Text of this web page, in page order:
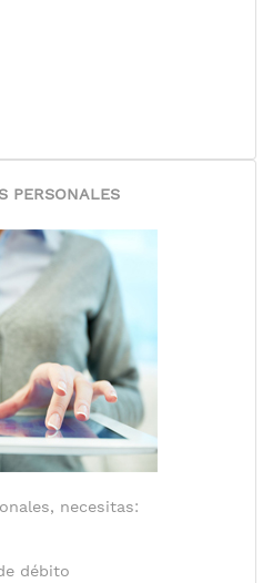
PERSONALES
necesitas:
débito